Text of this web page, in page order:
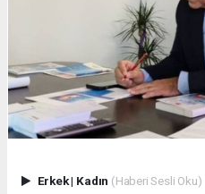
Erkek| Kadın (Haberi Sesli Oku)